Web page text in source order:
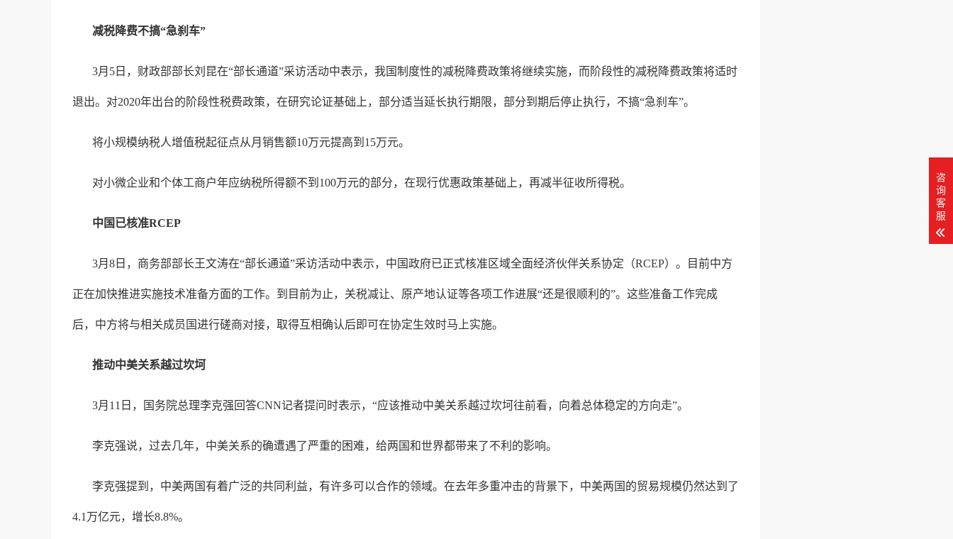
减税降费不搞“急刹车”
3月5日，财政部部长刘昆在“部长通道”采访活动中表示，我国制度性的减税降费政策将继续实施，而阶段性的减税降费政策将适时
退出。对2020年出台的阶段性税费政策，在研究论证基础上，部分适当延长执行期限，部分到期后停止执行，不搞“急刹车”。
将小规模纳税人增值税起征点从月销售额10万元提高到15万元。
对小微企业和个体工商户年应纳税所得额不到100万元的部分，在现行优惠政策基础上，再减半征收所得税。
中国已核准RCEP
3月8日，商务部部长王文涛在“部长通道”采访活动中表示，中国政府已正式核准区域全面经济伙伴关系协定（RCEP）。目前中方
正在加快推进实施技术准备方面的工作。到目前为止，关税减让、原产地认证等各项工作进展“还是很顺利的”。这些准备工作完成
后，中方将与相关成员国进行磋商对接，取得互相确认后即可在协定生效时马上实施。
推动中美关系越过坎坷
3月11日，国务院总理李克强回答CNN记者提问时表示，“应该推动中美关系越过坎坷往前看，向着总体稳定的方向走”。
李克强说，过去几年，中美关系的确遭遇了严重的困难，给两国和世界都带来了不利的影响。
李克强提到，中美两国有着广泛的共同利益，有许多可以合作的领域。在去年多重冲击的背景下，中美两国的贸易规模仍然达到了
4.1万亿元，增长8.8%。
咨
询
客
服